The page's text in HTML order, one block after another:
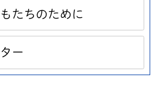
たちのために
ー